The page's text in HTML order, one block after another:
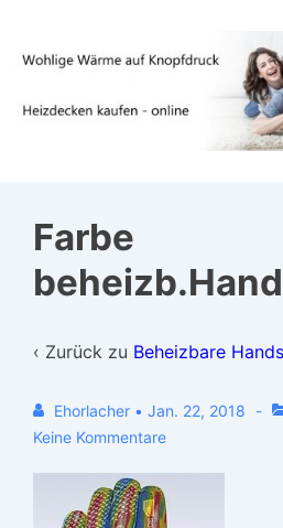
Farbe
‹ Zurück zu Beheizbare
Ehorlacher • Jan. 22, 2018
Keine Kommentare